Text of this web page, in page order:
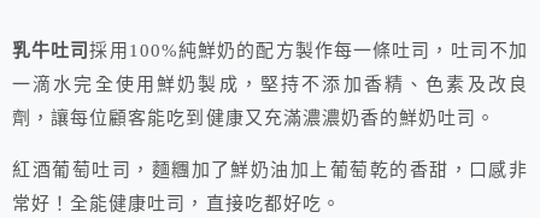
乳牛吐司採用100%純鮮奶的配方製作每一條吐司，吐司不加
一滴水完全使用鮮奶製成，堅持不添加香精、色素及改良
劑，讓每位顧客能吃到健康又充滿濃濃奶香的鮮奶吐司。
紅酒葡萄吐司，麵糰加了鮮奶油加上葡萄乾的香甜，口感非
常好！全能健康吐司，直接吃都好吃。